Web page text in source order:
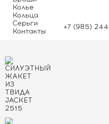
+7 (985)
Колье
Кольца
Серьги
Контакты